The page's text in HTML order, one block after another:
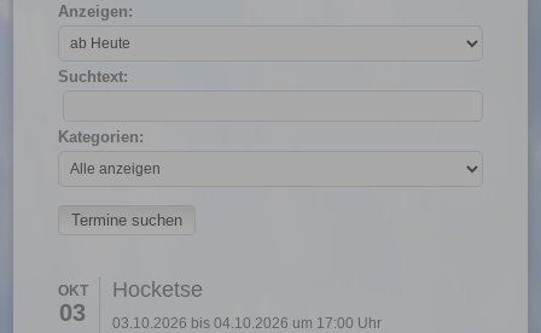
Anzeigen:
Suchtext:
Kategorien:
OKT
03
Hocketse
03.10.2026 bis 04.10.2026 um 17:00 Uhr